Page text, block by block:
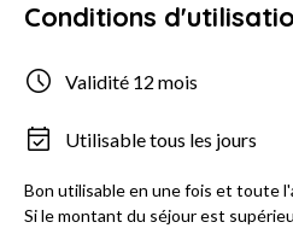
Conditions
Validité 12 mois
Utilisable tous les jours
Bon utilisable en une fois et toute
Si le montant du séjour est